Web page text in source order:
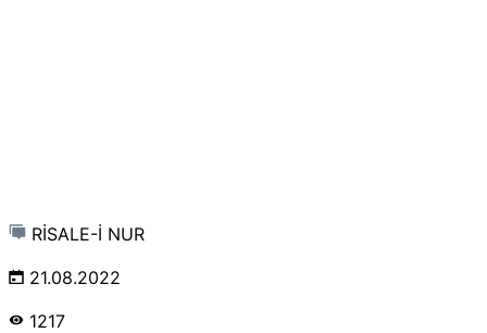
RİSALE-İ NUR
21.08.2022
1217